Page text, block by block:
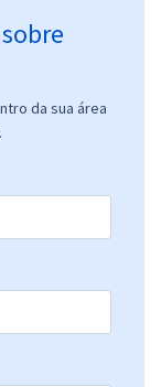
da sua área